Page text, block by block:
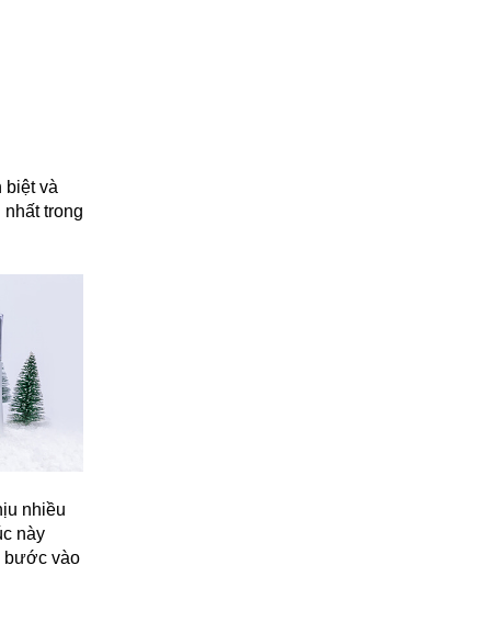
biệt và
trong
nhiều
này
bước vào